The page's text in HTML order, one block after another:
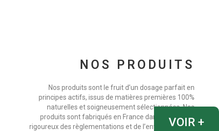
NOS PRODUITS
Nos produits sont le fruit d’un dosage parfait en
principes actifs, issus de matières premières 100%
naturelles et soigneusement sélectionnées. Nos
produits sont fabriqués en France dans un respect
rigoureux des règlementations et de l’environnement.
VOIR +